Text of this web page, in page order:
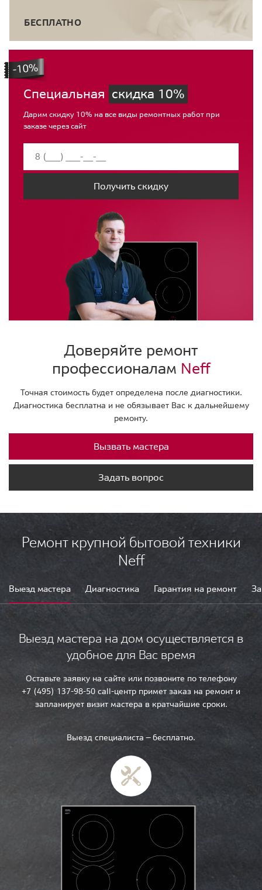
БЕСПЛАТНО
Специальная скидка 10%
Дарим скидку 10% на все виды ремонтных работ при
заказе через сайт
Получить скидку
Доверяйте ремонт
профессионалам Neff
Точная стоимость будет определена после диагностики.
Диагностика бесплатна и не обязывает Вас к дальнейшему
ремонту.
Вызвать мастера
Задать вопрос
Ремонт крупной бытовой техники
Neff
Выезд мастера Диагностика Гарантия на ремонт
Выезд мастера на дом осуществляется в
удобное для Вас время
Оставьте заявку на сайте или позвоните по телефону
+7 (495) 137-98-50 call-центр примет заказ на ремонт и
запланирует визит мастера в кратчайшие сроки.
Выезд специалиста — бесплатно.